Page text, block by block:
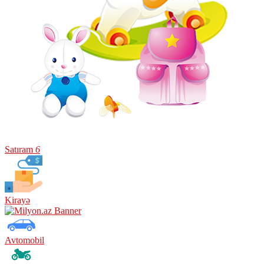
Satıram 6
Kirayə
Avtomobil